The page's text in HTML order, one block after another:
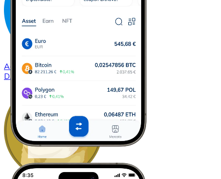
AcquistareDash
con bonifico bancario
DASH